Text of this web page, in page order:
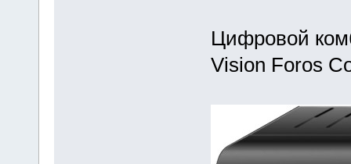
Цифровой
Vision Foros